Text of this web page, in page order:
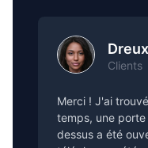
Clients
Merci ! J'ai
temps, une
dessus a été